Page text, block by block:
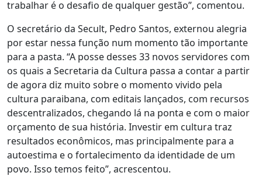
trabalhar é o desafio de qualquer gestão”, comentou.
O secretário da Secult, Pedro Santos, externou alegria
por estar nessa função num momento tão importante
para a pasta. “A posse desses 33 novos servidores com
os quais a Secretaria da Cultura passa a contar a partir
de agora diz muito sobre o momento vivido pela
cultura paraibana, com editais lançados, com recursos
descentralizados, chegando lá na ponta e com o maior
orçamento de sua história. Investir em cultura traz
resultados econômicos, mas principalmente para a
autoestima e o fortalecimento da identidade de um
povo. Isso temos feito”, acrescentou.